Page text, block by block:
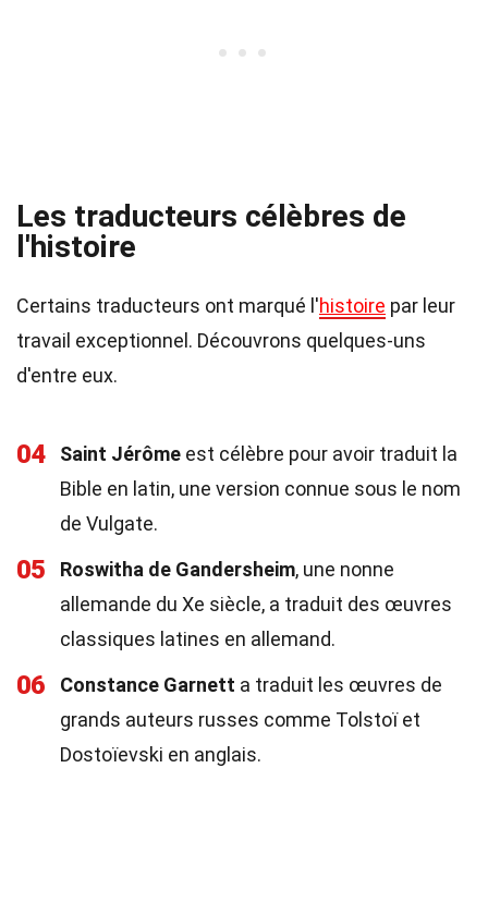
Les traducteurs célèbres de
l'histoire
Certains traducteurs ont marqué l'histoire par leur
travail exceptionnel. Découvrons quelques-uns
d'entre eux.
04 Saint Jérôme est célèbre pour avoir traduit la
Bible en latin, une version connue sous le nom
de Vulgate.
05 Roswitha de Gandersheim, une nonne
allemande du Xe siècle, a traduit des œuvres
classiques latines en allemand.
06 Constance Garnett a traduit les œuvres de
grands auteurs russes comme Tolstoï et
Dostoïevski en anglais.